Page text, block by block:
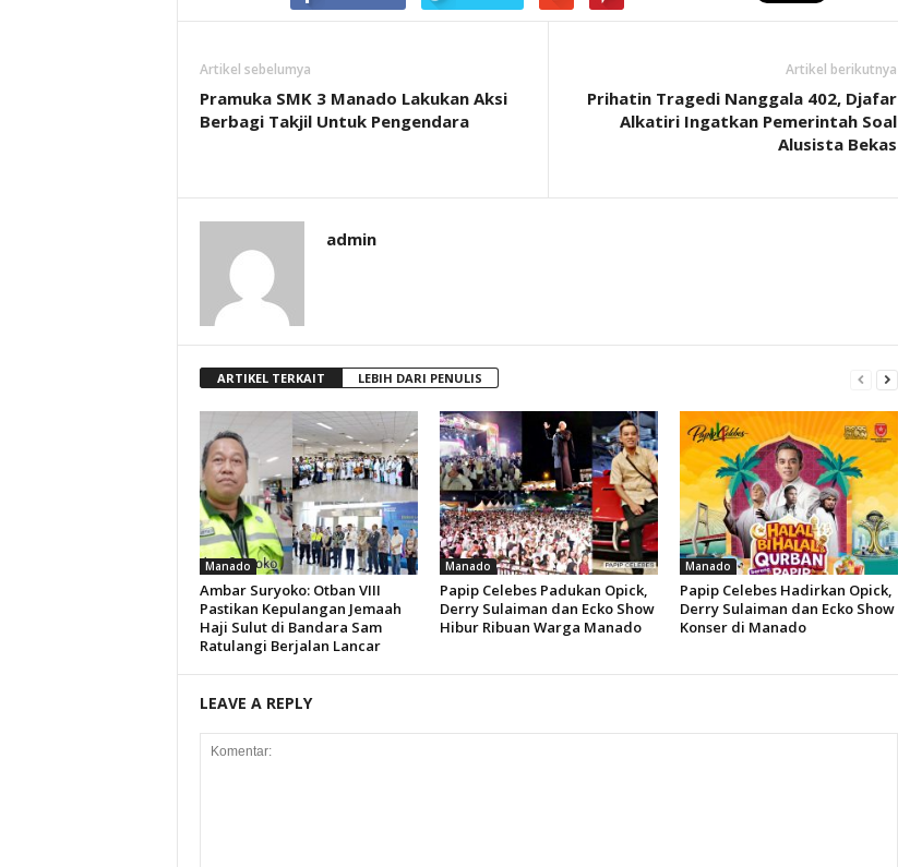
Artikel sebelumya
Pramuka SMK 3 Manado Lakukan Aksi
Berbagi Takjil Untuk Pengendara
Artikel berikutnya
Prihatin Tragedi Nanggala 402, Djafar
Alkatiri Ingatkan Pemerintah Soal
Alusista Bekas
admin
ARTIKEL TERKAIT LEBIH DARI PENULIS
Manado
Ambar Suryoko: Otban VIII
Pastikan Kepulangan Jemaah
Haji Sulut di Bandara Sam
Ratulangi Berjalan Lancar
Manado
Papip Celebes Padukan Opick,
Derry Sulaiman dan Ecko Show
Hibur Ribuan Warga Manado
Manado
Papip Celebes Hadirkan Opick,
Derry Sulaiman dan Ecko Show
Konser di Manado
LEAVE A REPLY